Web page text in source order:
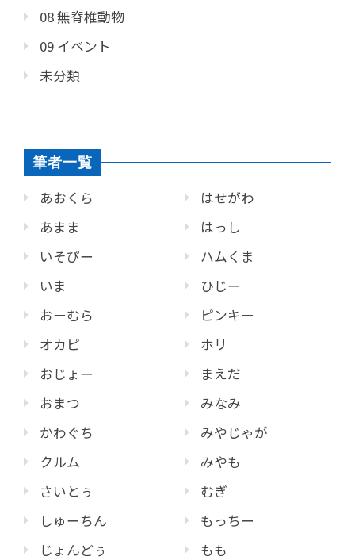
08 無脊椎動物
09 イベント
未分類
筆者一覧
あおくら
あまま
いそぴー
いま
おーむら
オカピ
おじょー
おまつ
かわぐち
クルム
さいとぅ
しゅーちん
じょんどぅ
はせがわ
はっし
ハムくま
ひじー
ピンキー
ホリ
まえだ
みなみ
みやじゃが
みやも
むぎ
もっちー
もも